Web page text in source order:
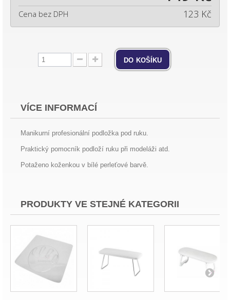
Cena bez DPH 123 Kč
do košíku
VÍCE INFORMACÍ
Manikurní profesionální podložka pod ruku.
Praktický pomocník podloží ruku při modeláži atd.
Potaženo koženkou v bílé perleťové barvě.
PRODUKTY VE STEJNÉ KATEGORII